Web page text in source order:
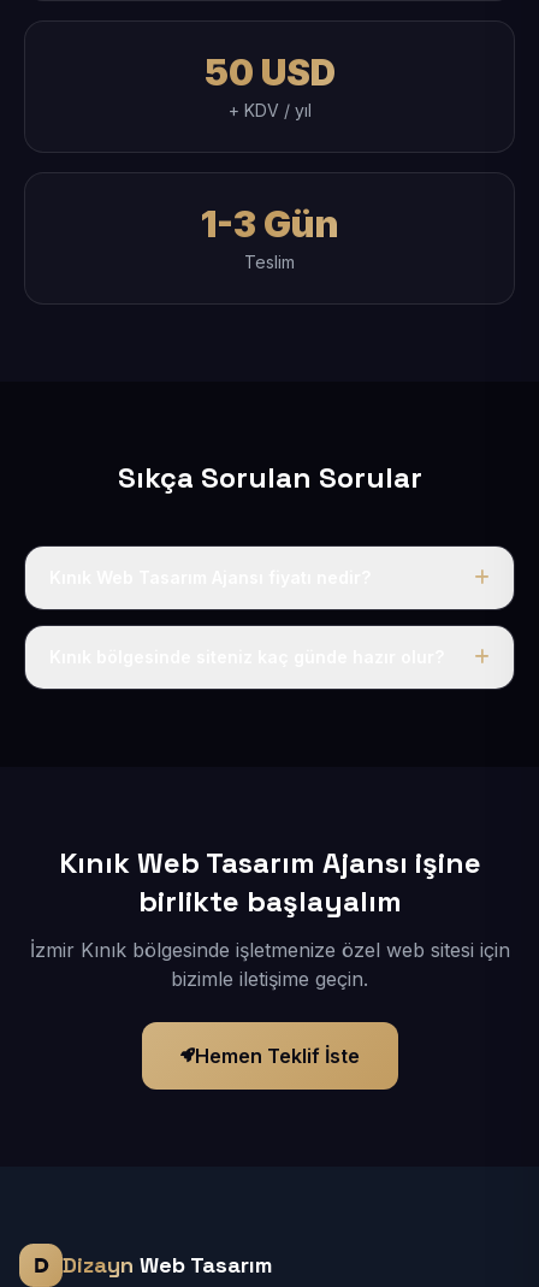
50 USD
+ KDV / yıl
1-3 Gün
Teslim
Sıkça Sorulan Sorular
Tek fiyat uygulanır: yıllık 50 USD + KDV. Bu bedele alan
Kınık Web Tasarım Ajansı işine
birlikte başlayalım
İzmir Kınık bölgesinde işletmenize özel web sitesi için
bizimle iletişime geçin.
Hemen Teklif İste
Dizayn Web Tasarım